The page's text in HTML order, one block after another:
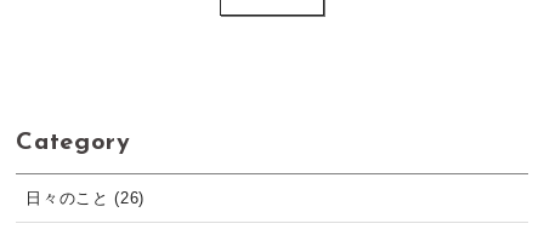
Category
日々のこと (26)